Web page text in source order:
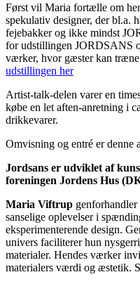
Først vil Maria fortælle om
spekulativ designer, der bl.a.
fejebakker og ikke mindst
for udstillingen JORDSANS
værker, hvor gæster kan træne
udstillingen her
Artist-talk-delen varer en
købe en let aften-anretning i
drikkevarer.
Omvisning og entré er
Jordsans er udviklet af
foreningen Jordens Hus
Maria Viftrup genforhandler
sanselige oplevelser i
eksperimenterende design.
univers faciliterer hun
materialer. Hendes værker
materialers værdi og æstetik.